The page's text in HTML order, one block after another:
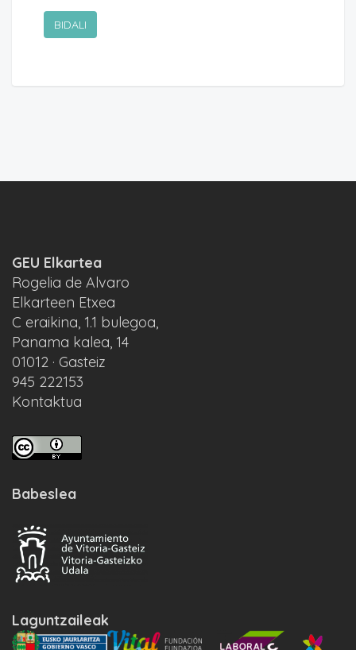
GEU Elkartea
Rogelia de Alvaro
Elkarteen Etxea
C eraikina, 1.1 bulegoa,
Panama kalea, 14
01012 · Gasteiz
945 222153
Kontaktua
Babeslea
Laguntzaileak